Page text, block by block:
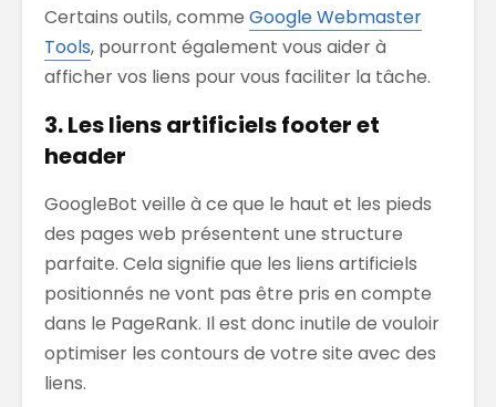
Certains outils, comme Google Webmaster
Tools, pourront également vous aider à
afficher vos liens pour vous faciliter la tâche.
3. Les liens artificiels footer et
header
GoogleBot veille à ce que le haut et les pieds
des pages web présentent une structure
parfaite. Cela signifie que les liens artificiels
positionnés ne vont pas être pris en compte
dans le PageRank. Il est donc inutile de vouloir
optimiser les contours de votre site avec des
liens.